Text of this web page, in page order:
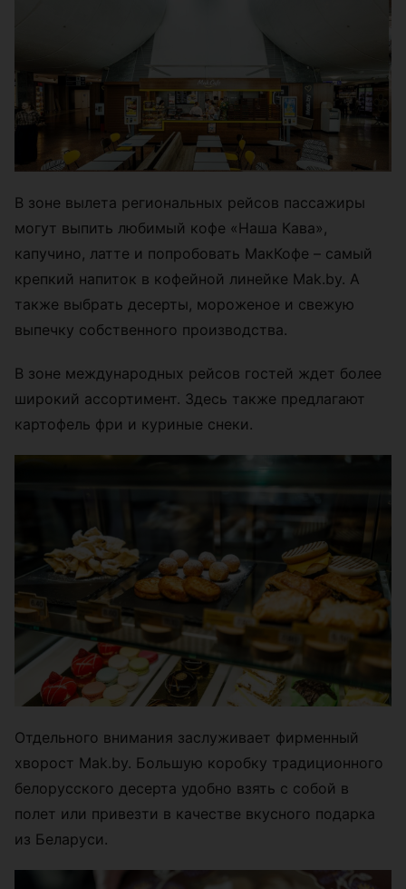
В зоне вылета региональных рейсов пассажиры
могут выпить любимый кофе «Наша Кава»,
капучино, латте и попробовать МакКофе – самый
крепкий напиток в кофейной линейке Mak.by. А
также выбрать десерты, мороженое и свежую
выпечку собственного производства.
В зоне международных рейсов гостей ждет более
широкий ассортимент. Здесь также предлагают
картофель фри и куриные снеки.
Отдельного внимания заслуживает фирменный
хворост Mak.by. Большую коробку традиционного
белорусского десерта удобно взять с собой в
полет или привезти в качестве вкусного подарка
из Беларуси.